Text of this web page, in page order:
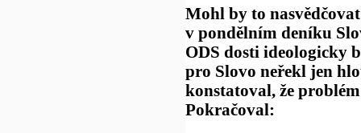
Mohl by to
v pondělním deníku
ODS dosti ideologicky
pro Slovo neřekl jen
konstatoval, že
Pokračoval: